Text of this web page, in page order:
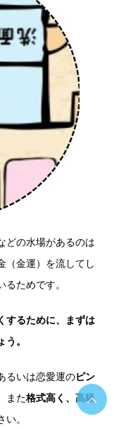
どの水場があるのは
（金運）を流してし
ためです。
するために、まずは
。
るいは恋愛運のピン
また格式高く、高級
い。